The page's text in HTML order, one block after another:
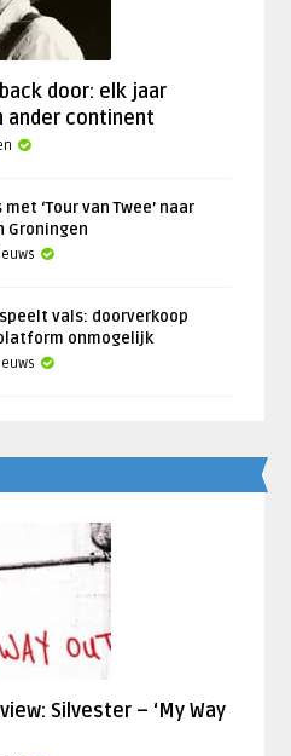
door: elk jaar
ander continent
‘Tour van Twee’ naar
Groningen
vals: doorverkoop
onmogelijk
Silvester – ‘My Way